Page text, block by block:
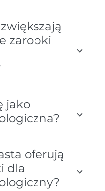
zarobki
jako
oferują
dla